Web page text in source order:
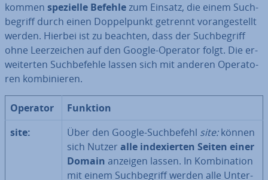
kommen spezielle Befehlezum Einsatz, die einem Such­
be­griff durch einen Dop­pel­punkt getrennt vor­an­ge­stellt
werden. Hierbei ist zu beachten, dass der Such­be­griff
ohne Leer­zei­chen auf den Google-Operator folgt. Die er­
wei­ter­ten Such­be­feh­le lassen sich mit anderen Ope­ra­to­
ren kom­bi­nie­ren.
Operator
Funktion
site:
Über den Google-Such­be­fehl site:können
sich Nutzer alle in­de­xier­ten Seiten einer
Domain anzeigen lassen. In Kom­bi­na­ti­on
mit einem Such­be­griff werden alle Un­ter­